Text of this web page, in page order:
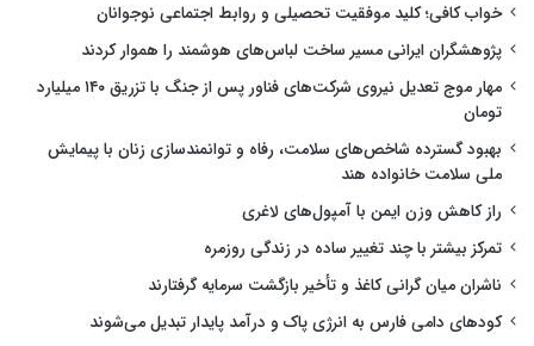
خواب کافی؛ کلید موفقیت تحصیلی و روابط اجتماعی نوجوانان
پژوهشگران ایرانی مسیر ساخت لباس‌های هوشمند را هموار کردند
مهار موج تعدیل نیروی شرکت‌های فناور پس از جنگ با تزریق ۱۴۰ میلیارد
تومان
بهبود گسترده شاخص‌های سلامت، رفاه و توانمندسازی زنان با پیمایش
ملی سلامت خانواده هند
راز کاهش وزن ایمن با آمپول‌های لاغری
تمرکز بیشتر با چند تغییر ساده در زندگی روزمره
ناشران میان گرانی کاغذ و تأخیر بازگشت سرمایه گرفتارند
کودهای دامی فارس به انرژی پاک و درآمد پایدار تبدیل می‌شوند